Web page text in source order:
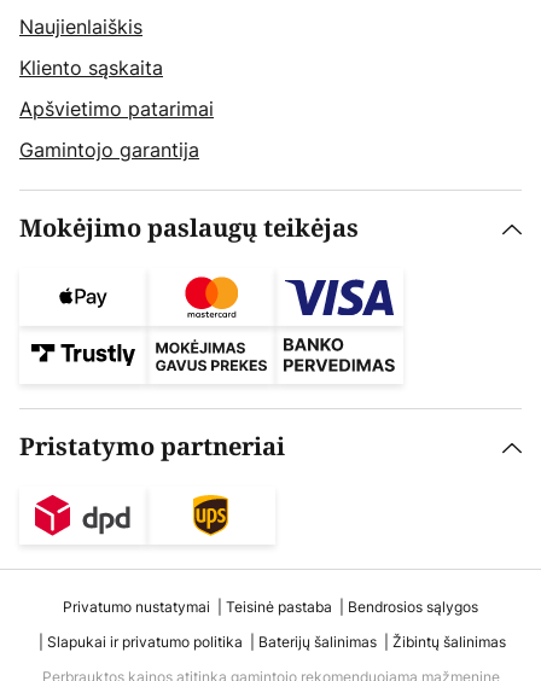
Naujienlaiškis
Kliento sąskaita
Apšvietimo patarimai
Gamintojo garantija
Mokėjimo paslaugų teikėjas
Pristatymo partneriai
Privatumo nustatymai Teisinė pastaba
Bendrosios sąlygos
Slapukai ir privatumo politika
Baterijų šalinimas
Žibintų šalinimas
Perbrauktos kainos atitinka gamintojo rekomenduojamą mažmeninę